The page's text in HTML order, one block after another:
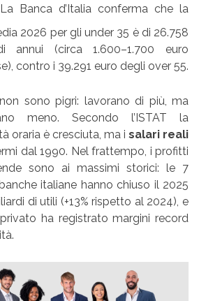
Banca d’Italia conferma che la
2026 per gli under 35 è di 26.758
annui (circa 1.600–1.700 euro
contro i 39.291 euro degli over 55.
sono pigri: lavorano di più, ma
meno. Secondo l’ISTAT la
oraria è cresciuta, ma i salari reali
dal 1990. Nel frattempo, i profitti
sono ai massimi storici: le 7
italiane hanno chiuso il 2025
di utili (+13% rispetto al 2024), e
ha registrato margini record